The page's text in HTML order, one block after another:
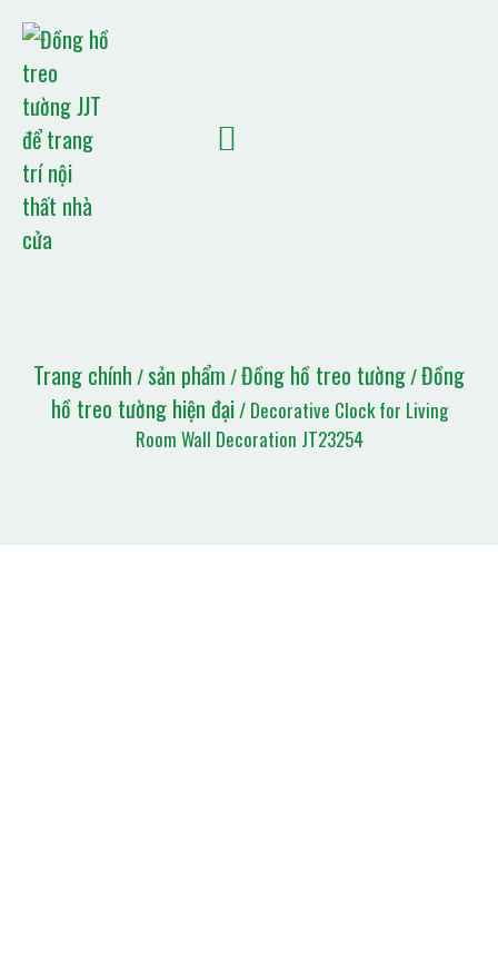
Trang chính / sản phẩm /Đồng hồ treo tường/Đồng
hồ treo tường hiện đại/ Decorative Clock for Living
Room Wall Decoration JT23254